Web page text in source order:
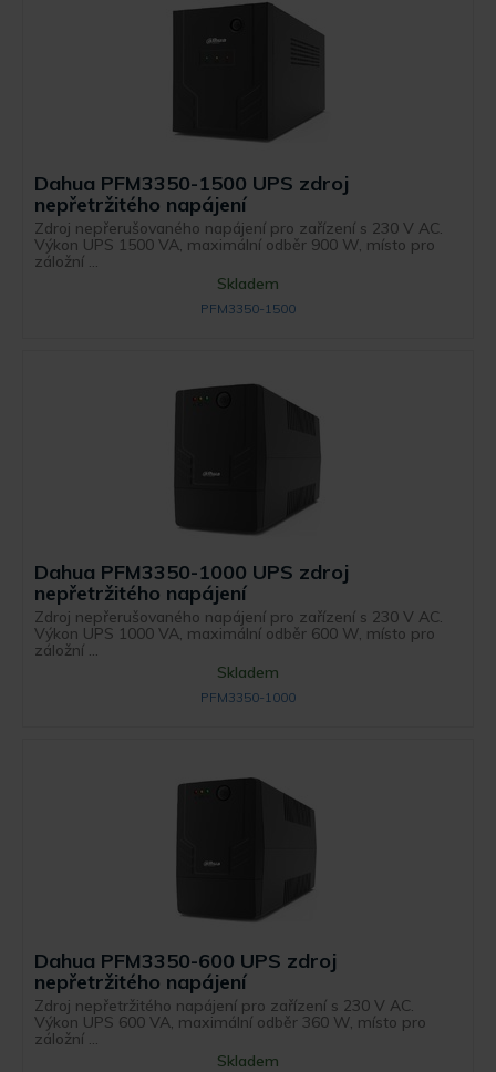
Dahua PFM3350-1500 UPS zdroj
nepřetržitého napájení
Zdroj nepřerušovaného napájení pro zařízení s 230 V AC.
Výkon UPS 1500 VA, maximální odběr 900 W, místo pro
záložní ...
Skladem
PFM3350-1500
Dahua PFM3350-1000 UPS zdroj
nepřetržitého napájení
Zdroj nepřerušovaného napájení pro zařízení s 230 V AC.
Výkon UPS 1000 VA, maximální odběr 600 W, místo pro
záložní ...
Skladem
PFM3350-1000
Dahua PFM3350-600 UPS zdroj
nepřetržitého napájení
Zdroj nepřetržitého napájení pro zařízení s 230 V AC.
Výkon UPS 600 VA, maximální odběr 360 W, místo pro
záložní ...
Skladem